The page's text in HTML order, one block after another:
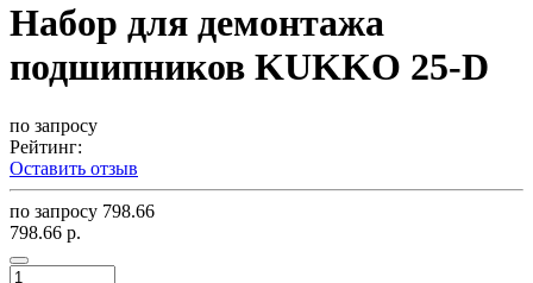
Набор для демонтажа
подшипников KUKKO 25-D
по запросу
Рейтинг:
Оставить отзыв
по запросу 798.66
798.66 р.